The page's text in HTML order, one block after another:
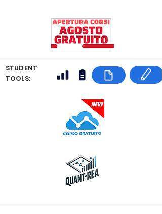
STUDENT
TOOLS: